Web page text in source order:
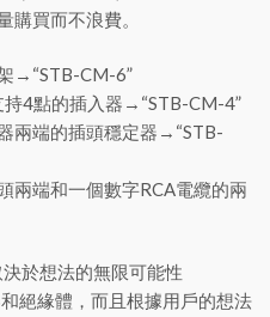
購買而不浪費。
→“STB-CM-6”
4點的插入器→“STB-CM-4”
兩端的插頭穩定器→“STB-
兩端和一個數字RCA電纜的兩
於想法的無限可能性
絕緣體，而且根據用戶的想法